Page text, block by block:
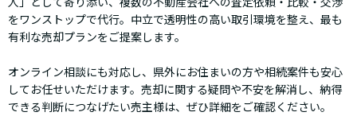
をワンストップで代行。中立で透明性の高い取引環境を整え、最も
有利な売却プランをご提案します。
オンライン相談にも対応し、県外にお住まいの方や相続案件も安心
してお任せいただけます。売却に関する疑問や不安を解消し、納得
できる判断につなげたい売主様は、ぜひ詳細をご確認ください。